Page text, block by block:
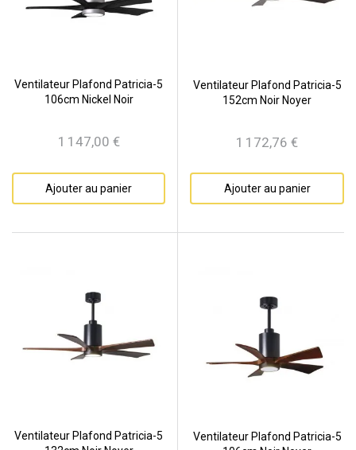
Ventilateur Plafond Patricia-5
106cm Nickel Noir
Prix
1 147,00 €
Ajouter au panier
Ventilateur Plafond Patricia-5
152cm Noir Noyer
Prix
1 172,76 €
Ajouter au panier
Ventilateur Plafond Patricia-5
Ventilateur Plafond Patricia-5